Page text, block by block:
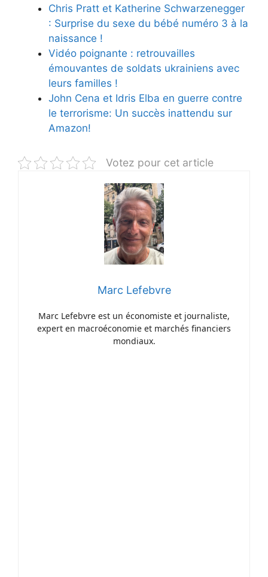
Chris Pratt et Katherine Schwarzenegger
: Surprise du sexe du bébé numéro 3 à la
naissance !
Vidéo poignante : retrouvailles
émouvantes de soldats ukrainiens avec
leurs familles !
John Cena et Idris Elba en guerre contre
le terrorisme: Un succès inattendu sur
Amazon!
Votez pour cet article
Marc Lefebvre
Marc Lefebvre est un économiste et journaliste,
expert en macroéconomie et marchés financiers
mondiaux.